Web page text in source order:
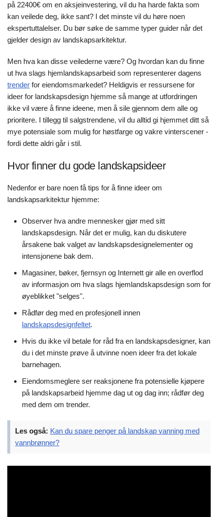
på 22400€ om en aksjeinvestering, vil du ha harde fakta som
kan veilede deg, ikke sant? I det minste vil du høre noen
ekspertuttalelser. Du bør søke de samme typer guider når det
gjelder design av landskapsarkitektur.
Men hva kan disse veilederne være? Og hvordan kan du finne
ut hva slags hjemlandskapsarbeid som representerer dagens
trender for eiendomsmarkedet? Heldigvis er ressursene for
ideer for landskapsdesign hjemme så mange at utfordringen
ikke vil være å finne ideene, men å sile gjennom dem alle og
prioritere. I tillegg til salgstrendene, vil du alltid gi hjemmet ditt så
mye potensiale som mulig for høstfarge og vakre vinterscener -
fordi dette aldri går i stil.
Hvor finner du gode landskapsideer
Nedenfor er bare noen få tips for å finne ideer om
landskapsarkitektur hjemme:
Observer hva andre mennesker gjør med sitt
landskapsdesign. Når det er mulig, kan du diskutere
årsakene bak valget av landskapsdesignelementer og
intensjonene bak dem.
Magasiner, bøker, fjernsyn og Internett gir alle en overflod
av informasjon om hva slags hjemlandskapsdesign som for
øyeblikket "selges".
Rådfør deg med en profesjonell innen
landskapsdesignfeltet.
Hvis du ikke vil betale for råd fra en landskapsdesigner, kan
du i det minste prøve å utvinne noen ideer fra det lokale
barnehagen.
Eiendomsmeglere ser reaksjonene fra potensielle kjøpere
på landskapsarbeid hjemme dag ut og dag inn; rådfør deg
med dem om trender.
Les også: Kan du spare penger på landskap vanning med
vannbrønner?